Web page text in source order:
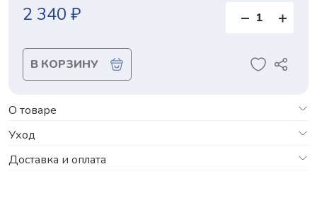
2 340 ₽
В КОРЗИНУ
О товаре
Уход
Доставка и оплата